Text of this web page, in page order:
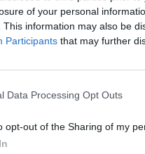
of your personal
This information may also be
Participants that may further
Data Processing Opt Outs
opt-out of the Sharing of my
Medel:4.4(5röster)